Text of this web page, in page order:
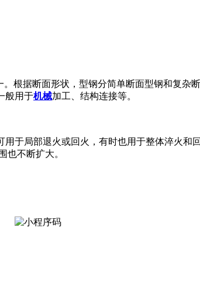
根据断面形状，型钢分简单断面型钢和复杂
般用于机械加工、结构连接等。
于局部退火或回火，有时也用于整体淬火和
也不断扩大。